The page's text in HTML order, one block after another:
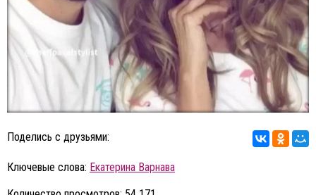
Поделись с друзьями:
Ключевые слова: Екатерина Варнава